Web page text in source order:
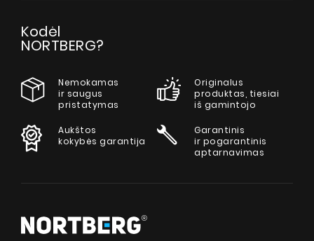
Kodėl
NORTBERG?
Nemokamas
ir saugus
pristatymas
Originalus
produktas, tiesiai
iš gamintojo
Aukštos
kokybės garantija
Garantinis
ir pogarantinis
aptarnavimas